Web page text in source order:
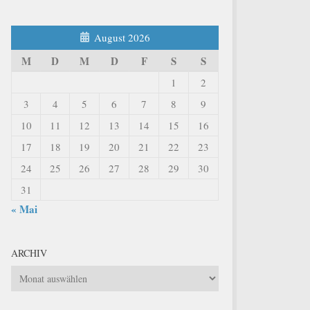
August 2026
M D M D F S S
1
2
3
4 5 6 7 8
9
10
11 12 13 14 15
16
17
18 19 20 21 22
23
24
25 26 27 28 29
30
31
« Mai
ARCHIV
Archiv